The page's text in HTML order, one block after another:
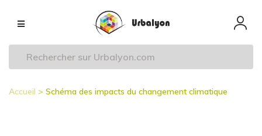
principal
Navigation
principale
Accueil Schéma des impacts du changement climatique